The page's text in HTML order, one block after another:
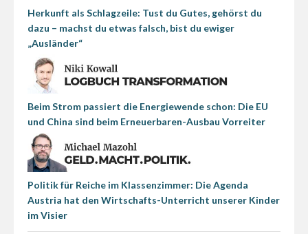
Herkunft als Schlagzeile: Tust du Gutes, gehörst du
dazu – machst du etwas falsch, bist du ewiger
„Ausländer“
Beim Strom passiert die Energiewende schon: Die EU
und China sind beim Erneuerbaren-Ausbau Vorreiter
Politik für Reiche im Klassenzimmer: Die Agenda
Austria hat den Wirtschafts-Unterricht unserer Kinder
im Visier